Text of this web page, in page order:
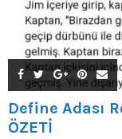
Define Adası
ÖZETİ